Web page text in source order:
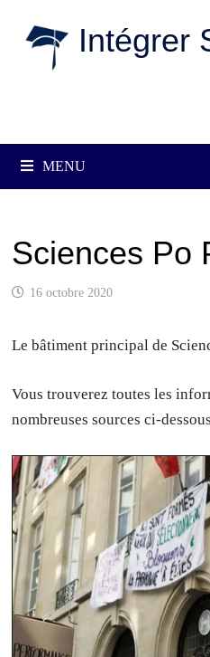
Intégrer
MENU
Sciences Po
16 octobre 2020
Le bâtiment principal de
Vous trouverez toutes les
nombreuses sources ci-